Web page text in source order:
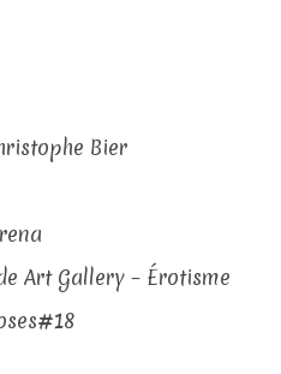
Bier
Art Gallery – Érotisme